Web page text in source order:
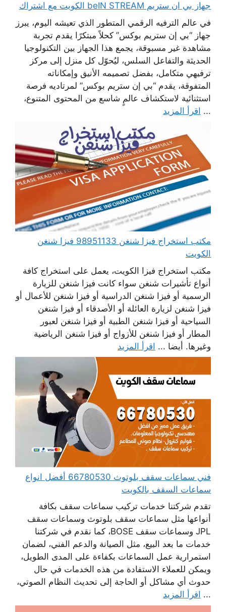
جهاز بي ان ستريم beIN STREAM الكويت مع اشتراك
في عالم الترفيه الرقمي المتطور الذي تعيشه اليوم، يبرز
جهاز “بي إن ستريم بوكس” كحلاً مبتكرًا يقدم تجربة
مشاهدة غير مسبوقة، يجمع هذا الجهاز بين التكنولوجيا
الحديثة والتفاعل السلس، ليُحوّل كل منزل إلى مركز
ترفيهي متكامل، بفضل تصميمه الأنيق وإمكاناته
المتفوقة، يقدم “بي إن ستريم بوكس” لمرتاديه فرصة
استثنائية لاستكشاف عالمٍ شاسع من المحتوى المتنوع،
... اقرأ المزيد
مكتب استخراج فيزا شنغن 98951133 فيزا شنغن
الكويت
مكتب استخراج فيزا الكويت، يعمل على استخراج كافة
أنواع تأشيرات شنغن سواء كانت فيزا شنغن للزيارة
الرسمية أو فيزا شنغن الدراسية أو فيزا شنغن للأعمال أو
فيزا شنغن لزيارة العائلة أو الأصدقاء أو فيزا شنغن
السياحية أو فيزا شنغن الطبية أو فيزا شنغن لعبور
المطار أو فيزا شنغن للأزواج أو فيزا شنغن الرياضية
وغيرها. أيضا ... اقرأ المزيد
فني سماعات سقف بلوتوث 66780530 أفضل انواع
سماعات السقف بالكويت
تقدم شركتنا خدمات تركيب سماعات سقف بكافة
أنواعها مثل سماعات سقف بلوتوث وسماعات سقف
JPL وسماعات سقف BOSE، كما نقدم في شركتنا
خدمات ما بعد البيع، مثل الصيانة والدعم الفني، لضمان
استمرارية عمل السماعات بكفاءة على المدى الطويل،
ويمكن للعملاء الاستفادة من هذه الخدمات في حال
حدوث أي مشاكل أو الحاجة إلى تحديث النظام الصوتي،
... اقرأ المزيد